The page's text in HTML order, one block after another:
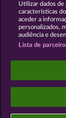
Os jogos do
de
Utilizar dados de
características
aceder a
personalizados,
audiência e
Lista de